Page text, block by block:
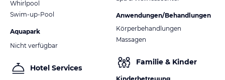
Whirlpool
Swim-up-Pool
Aquapark
Nicht verfügbar
Hotel Services
Anwendungen/Behandlungen
Körperbehandlungen
Massagen
Familie & Kinder